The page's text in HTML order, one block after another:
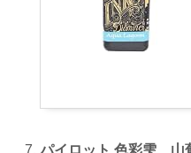
パイロット 色彩雫 山